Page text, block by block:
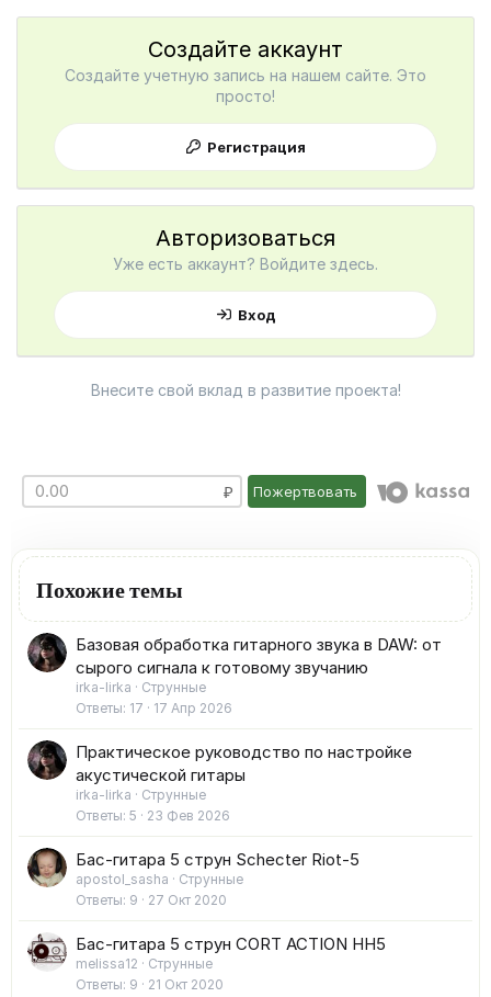
Создайте аккаунт
Создайте учетную запись на нашем сайте. Это
просто!
Регистрация
Авторизоваться
Уже есть аккаунт? Войдите здесь.
Вход
Внесите свой вклад в развитие проекта!
Пожертвовать
Похожие темы
Базовая обработка гитарного звука в DAW: от
сырого сигнала к готовому звучанию
irka-lirka
Струнные
Ответы 17 17 Апр 2026
Практическое руководство по настройке
акустической гитары
irka-lirka
Струнные
Ответы 5 23 Фев 2026
Бас-гитара 5 струн Schecter Riot-5
apostol_sasha
Струнные
Ответы 9 27 Окт 2020
Бас-гитара 5 струн CORT ACTION HH5
melissa12
Струнные
Ответы 9 21 Окт 2020